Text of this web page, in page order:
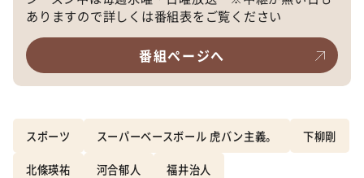
ありますので詳しくは番組表をご覧ください
番組ページへ
スポーツ スーパーベースボール 虎バン主義。 下柳剛
北條瑛祐 河合郁人 福井治人